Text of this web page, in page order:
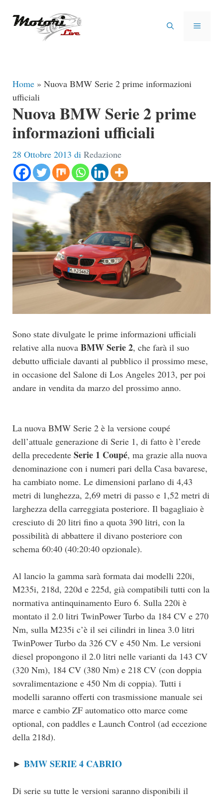
MENU
Home » Nuova BMW Serie 2 prime informazioni
ufficiali
Nuova BMW Serie 2 prime
informazioni ufficiali
28 Ottobre 2013 di Redazione
Sono state divulgate le prime informazioni ufficiali
relative alla nuova BMW Serie 2, che farà il suo
debutto ufficiale davanti al pubblico il prossimo mese,
in occasione del Salone di Los Angeles 2013, per poi
andare in vendita da marzo del prossimo anno.
La nuova BMW Serie 2 è la versione coupé
dell’attuale generazione di Serie 1, di fatto è l’erede
della precedente Serie 1 Coupé, ma grazie alla nuova
denominazione con i numeri pari della Casa bavarese,
ha cambiato nome. Le dimensioni parlano di 4,43
metri di lunghezza, 2,69 metri di passo e 1,52 metri di
larghezza della carreggiata posteriore. Il bagagliaio è
cresciuto di 20 litri fino a quota 390 litri, con la
possibilità di abbattere il divano posteriore con
schema 60:40 (40:20:40 opzionale).
Al lancio la gamma sarà formata dai modelli 220i,
M235i, 218d, 220d e 225d, già compatibili tutti con la
normativa antinquinamento Euro 6. Sulla 220i è
montato il 2.0 litri TwinPower Turbo da 184 CV e 270
Nm, sulla M235i c’è il sei cilindri in linea 3.0 litri
TwinPower Turbo da 326 CV e 450 Nm. Le versioni
diesel propongono il 2.0 litri nelle varianti da 143 CV
(320 Nm), 184 CV (380 Nm) e 218 CV (con doppia
sovralimentazione e 450 Nm di coppia). Tutti i
modelli saranno offerti con trasmissione manuale sei
marce e cambio ZF automatico otto marce come
optional, con paddles e Launch Control (ad eccezione
della 218d).
► BMW SERIE 4 CABRIO
Di serie su tutte le versioni saranno disponibili il